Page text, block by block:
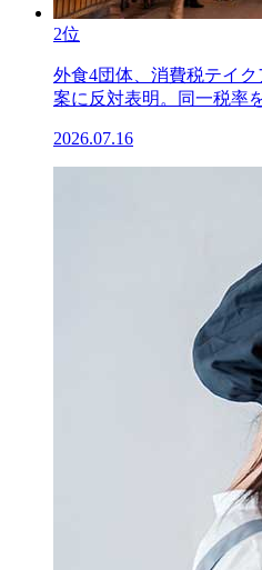
2位
外食4団体、消費税テイ
案に反対表明。同一税率
2026.07.16